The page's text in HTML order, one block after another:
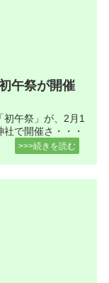
午祭が開催
午祭」が、2月1
で開催さ・・・
>>>続きを読む